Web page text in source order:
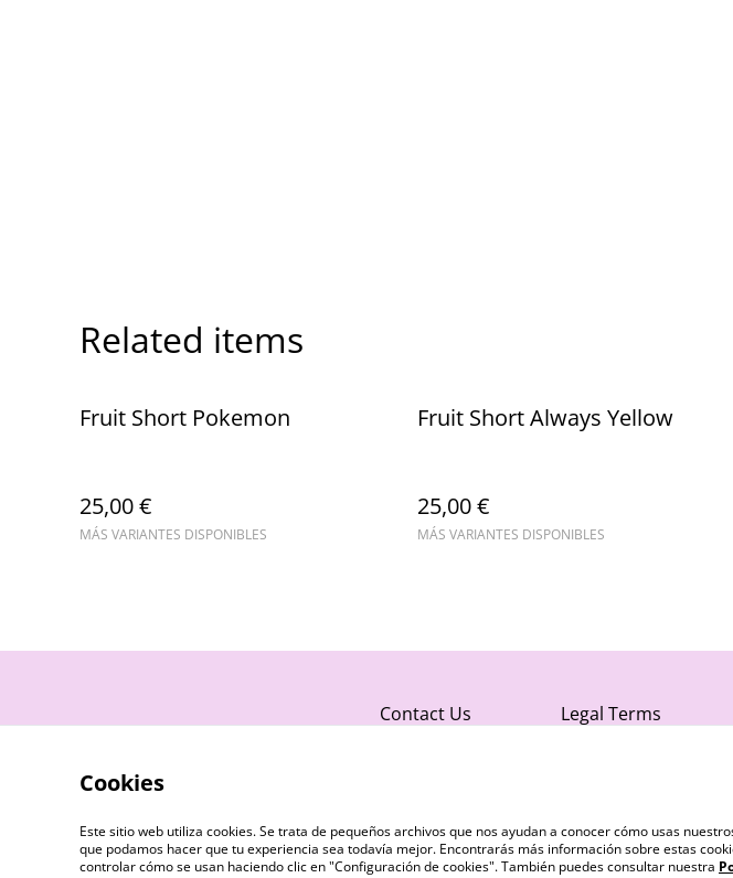
Related items
Fruit Short Pokemon
25,00 €
MÁS VARIANTES DISPONIBLES
Fruit Short Always Yellow
25,00 €
MÁS VARIANTES DISPONIBLES
Contact Us Legal Terms
Cookies
Este sitio web utiliza cookies. Se trata de pequeños archivos que nos ayudan a conocer cómo usas
que podamos hacer que tu experiencia sea todavía mejor. Encontrarás más información sobre estas
controlar cómo se usan haciendo clic en "Configuración de cookies". También puedes consultar nuestra